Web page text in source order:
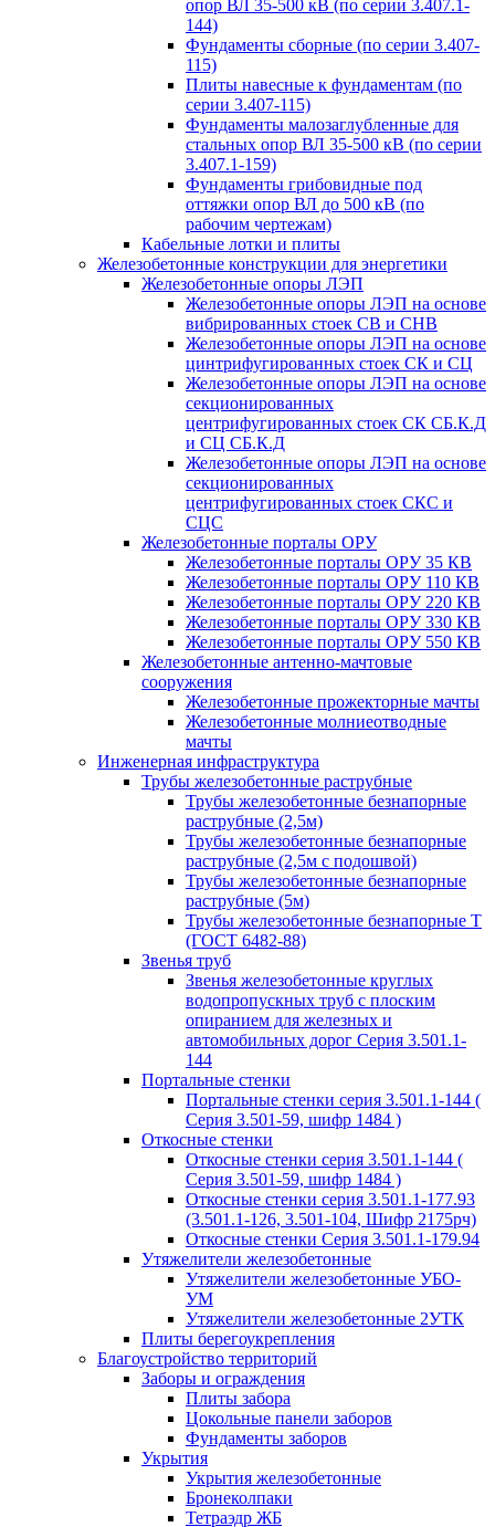
опор ВЛ 35-500 кВ (по серии 3.407.1-
144)
Фундаменты сборные (по серии 3.407-
115)
Плиты навесные к фундаментам (по
серии 3.407-115)
Фундаменты малозаглубленные для
стальных опор ВЛ 35-500 кВ (по серии
3.407.1-159)
Фундаменты грибовидные под
оттяжки опор ВЛ до 500 кВ (по
рабочим чертежам)
Кабельные лотки и плиты
Железобетонные конструкции для энергетики
Железобетонные опоры ЛЭП
Железобетонные опоры ЛЭП на основе
вибрированных стоек СВ и СНВ
Железобетонные опоры ЛЭП на основе
цинтрифугированных стоек СК и СЦ
Железобетонные опоры ЛЭП на основе
секционированных
центрифугированных стоек СК СБ.К.Д
и СЦ СБ.К.Д
Железобетонные опоры ЛЭП на основе
секционированных
центрифугированных стоек СКС и
СЦС
Железобетонные порталы ОРУ
Железобетонные порталы ОРУ 35 КВ
Железобетонные порталы ОРУ 110 КВ
Железобетонные порталы ОРУ 220 КВ
Железобетонные порталы ОРУ 330 КВ
Железобетонные порталы ОРУ 550 КВ
Железобетонные антенно-мачтовые
сооружения
Железобетонные прожекторные мачты
Железобетонные молниеотводные
мачты
Инженерная инфраструктура
Трубы железобетонные раструбные
Трубы железобетонные безнапорные
раструбные (2,5м)
Трубы железобетонные безнапорные
раструбные (2,5м с подошвой)
Трубы железобетонные безнапорные
раструбные (5м)
Трубы железобетонные безнапорные Т
(ГОСТ 6482-88)
Звенья труб
Звенья железобетонные круглых
водопропускных труб с плоским
опиранием для железных и
автомобильных дорог Серия 3.501.1-
144
Портальные стенки
Портальные стенки серия 3.501.1-144 (
Серия 3.501-59, шифр 1484 )
Откосные стенки
Откосные стенки серия 3.501.1-144 (
Серия 3.501-59, шифр 1484 )
Откосные стенки серия 3.501.1-177.93
(3.501.1-126, 3.501-104, Шифр 2175рч)
Откосные стенки Серия 3.501.1-179.94
Утяжелители железобетонные
Утяжелители железобетонные УБО-
УМ
Утяжелители железобетонные 2УТК
Плиты берегоукрепления
Благоустройство территорий
Заборы и ограждения
Плиты забора
Цокольные панели заборов
Фундаменты заборов
Укрытия
Укрытия железобетонные
Бронеколпаки
Тетраэдр ЖБ